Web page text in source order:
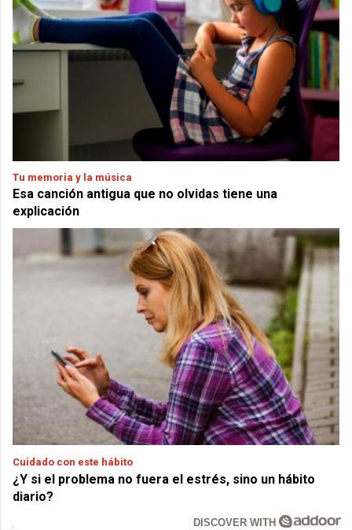
Tu memoria y la música
Esa canción antigua que no olvidas tiene una
explicación
Cuidado con este hábito
¿Y si el problema no fuera el estrés, sino un hábito
diario?
DISCOVER WITH